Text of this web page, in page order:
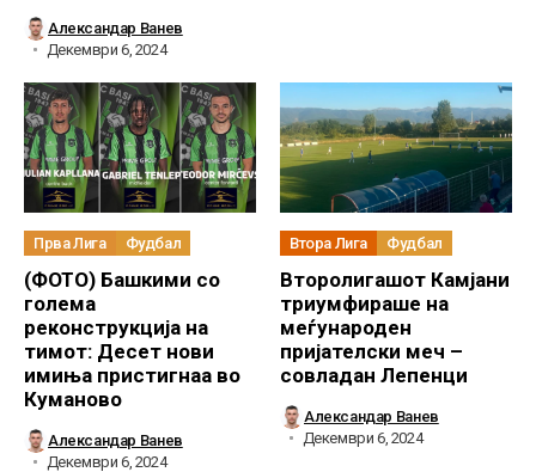
Александар Ванев
Декември 6, 2024
Прва Лига Фудбал
(ФОТО) Башкими со
голема
реконструкција на
тимот: Десет нови
имиња пристигнаа во
Куманово
Александар Ванев
Декември 6, 2024
Втора Лига Фудбал
Второлигашот Камјани
триумфираше на
меѓународен
пријателски меч –
совладан Лепенци
Александар Ванев
Декември 6, 2024